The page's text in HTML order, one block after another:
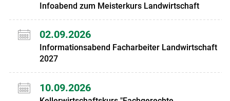
Infoabend zum Meisterkurs Landwirtschaft
02.09.2026
Informationsabend Facharbeiter Landwirtschaft
2027
10.09.2026